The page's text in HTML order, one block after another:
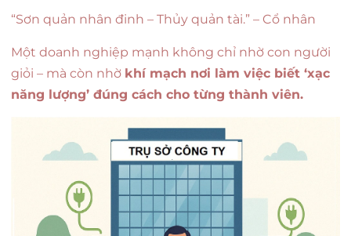
“Sơn quản nhân đinh – Thủy quản tài.” – Cổ nhân
Một doanh nghiệp mạnh không chỉ nhờ con người
giỏi – mà còn nhờ khí mạch nơi làm việc biết ‘xạc
năng lượng’ đúng cách cho từng thành viên.